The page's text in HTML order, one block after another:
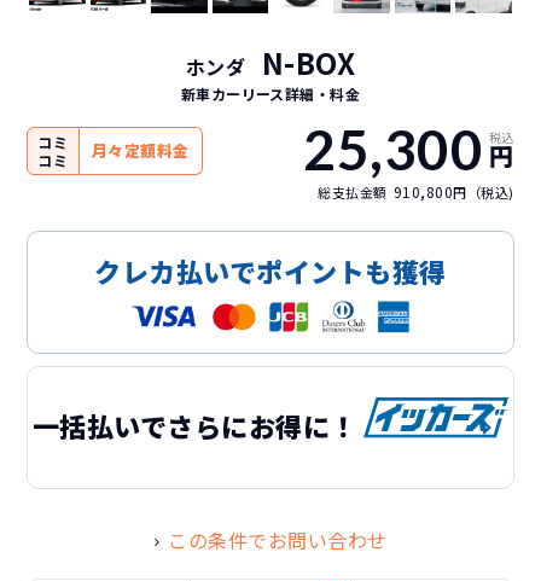
ホンダ N-BOX
新車カーリース詳細 ・料金
コミ
コミ
月々定額料金 25,300 税込
円
総支払金額 910,800円（税込)
クレカ払いでポイントも獲得
一括払いでさらにお得に！
この条件でお問い合わせ